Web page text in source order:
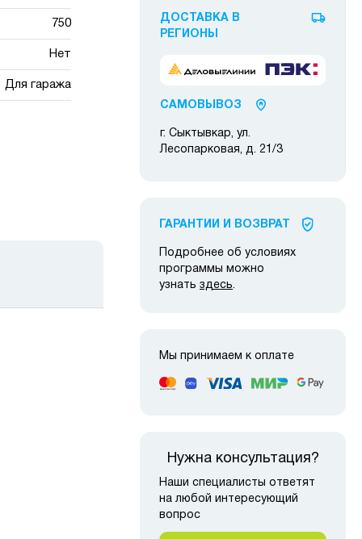
750
Нет
Для гаража
ДОСТАВКА В
РЕГИОНЫ
САМОВЫВОЗ
г. Сыктывкар, ул.
Лесопарковая, д. 21/3
ГАРАНТИИ И ВОЗВРАТ
Подробнее об условиях
программы можно
узнать здесь.
Мы принимаем к оплате
Нужна консультация?
Наши специалисты ответят
на любой интересующий
вопрос